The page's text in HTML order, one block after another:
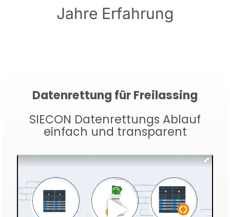
Jahre Erfahrung
Datenrettung für Freilassing
SIECON Datenrettungs Ablauf
einfach und transparent